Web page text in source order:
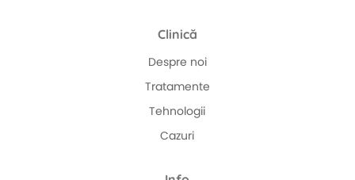
Clinică
Despre noi
Tratamente
Tehnologii
Cazuri